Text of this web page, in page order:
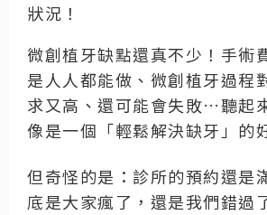
狀況！
微創植牙缺點還真不少！手術
是人人都能做、微創植牙過程
求又高、還可能會失敗…聽起
像是一個「輕鬆解決缺牙」的
但奇怪的是：診所的預約還是
底是大家瘋了，還是我們錯過